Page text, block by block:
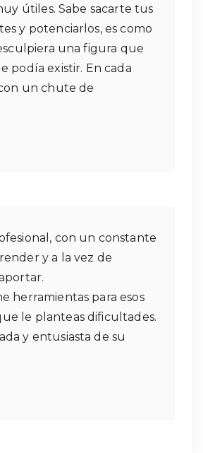
útiles. Sabe sacarte tus
y potenciarlos, es como
una figura que
podía existir. En cada
un chute de
con un constante
y a la vez de
herramientas para esos
le planteas dificultades.
y entusiasta de su